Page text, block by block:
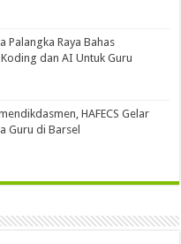
Palangka Raya Bahas
dan AI Untuk Guru
HAFECS Gelar
Guru di Barsel